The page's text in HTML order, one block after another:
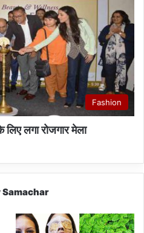
Fashion
लगा रोजगार मेला
Samachar